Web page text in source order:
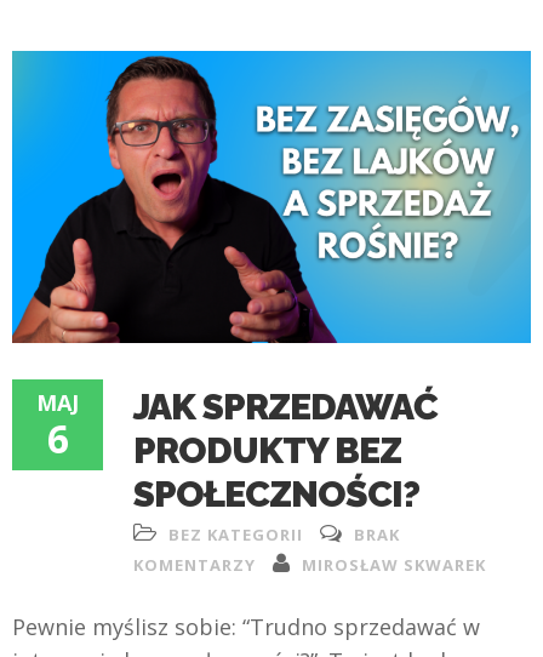
MAJ
6
JAK SPRZEDAWAĆ
PRODUKTY BEZ
SPOŁECZNOŚCI?
BEZ KATEGORII
BRAK
KOMENTARZY
MIROSŁAW SKWAREK
Pewnie myślisz sobie: “Trudno sprzedawać w